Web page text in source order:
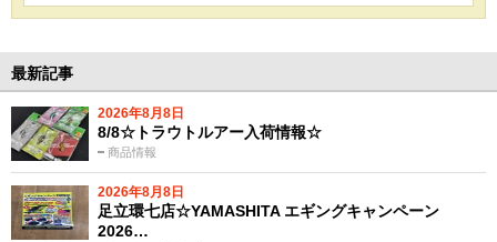
最新記事
2026年8月8日
商品情報
8/8☆トラウトルアー入荷情報☆
2026年8月8日
足立環七店☆YAMASHITA エギングキャンペーン
2026…